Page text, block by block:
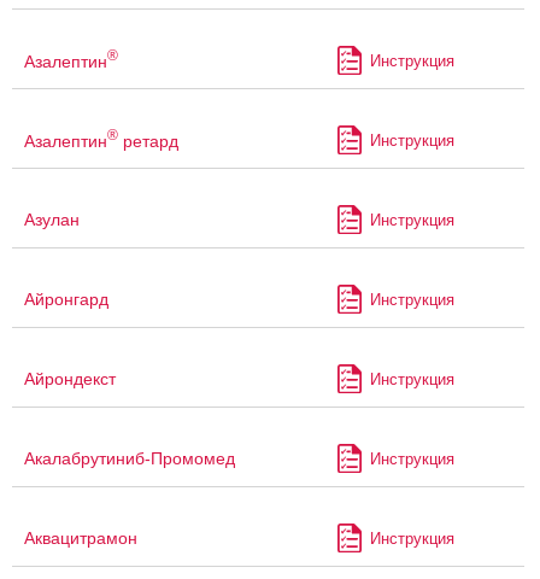
Азалептин® Инструкция
Азалептин® ретард Инструкция
Азулан Инструкция
Айронгард Инструкция
Айрондекст Инструкция
Акалабрутиниб-Промомед Инструкция
Аквацитрамон Инструкция